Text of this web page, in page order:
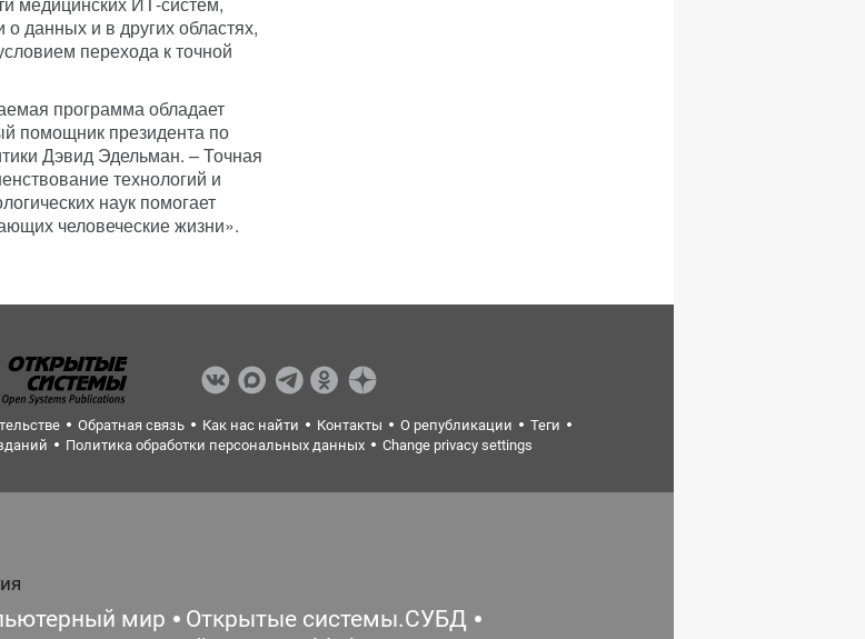
данных и в других областях,
перехода к точной
программа обладает
помощник президента по
Дэвид Эдельман. – Точная
технологий и
наук помогает
человеческие жизни».
Обратная связь Как нас найти Контакты О републикации
Теги
Политика обработки персональных данных Change privacy settings
мир
Открытые системы.СУБД